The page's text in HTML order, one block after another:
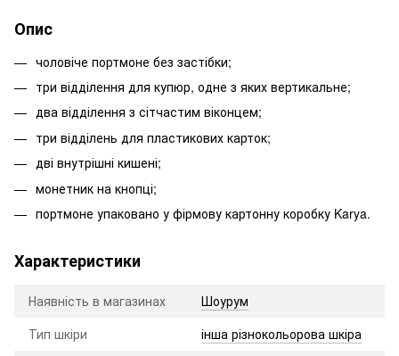
Опис
чоловіче портмоне без застібки;
три відділення для купюр, одне з яких вертикальне;
два відділення з сітчастим віконцем;
три відділень для пластикових карток;
дві внутрішні кишені;
монетник на кнопці;
портмоне упаковано у фірмову картонну коробку Karya.
Характеристики
Наявність в магазинах
Шоурум
Тип шкіри
інша різнокольорова шкіра